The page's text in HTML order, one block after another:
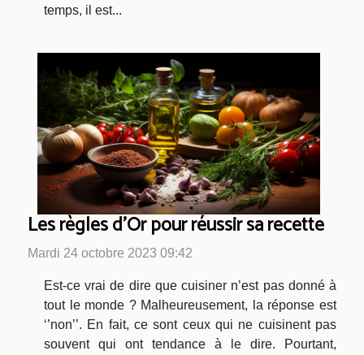
temps, il est...
Les règles d’Or pour réussir sa recette
Mardi 24 octobre 2023 09:42
Est-ce vrai de dire que cuisiner n’est pas donné à
tout le monde ? Malheureusement, la réponse est
‘’non’’. En fait, ce sont ceux qui ne cuisinent pas
souvent qui ont tendance à le dire. Pourtant,